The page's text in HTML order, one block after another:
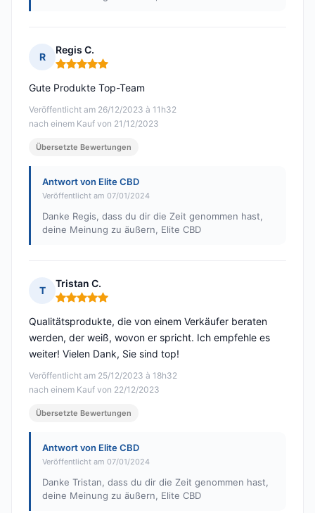
R
Regis C.
Hinweis: 5 von 5
Veröffentlicht am 26/12/2023 à 11h32
nach einem Kauf von 21/12/2023
Gute Produkte Top-Team
Übersetzte Bewertungen
Antwort von Elite CBD
Veröffentlicht am 07/01/2024
Danke Regis, dass du dir die Zeit genommen hast,
deine Meinung zu äußern, Elite CBD
T
Tristan C.
Hinweis: 5 von 5
Veröffentlicht am 25/12/2023 à 18h32
nach einem Kauf von 22/12/2023
Qualitätsprodukte, die von einem Verkäufer beraten
werden, der weiß, wovon er spricht. Ich empfehle es
weiter! Vielen Dank, Sie sind top!
Übersetzte Bewertungen
Antwort von Elite CBD
Veröffentlicht am 07/01/2024
Danke Tristan, dass du dir die Zeit genommen hast,
deine Meinung zu äußern, Elite CBD